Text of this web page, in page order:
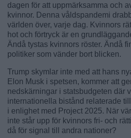
dagen för att uppmärksamma och
kvinnor. Denna våldspandemi
världen över, varje dag. Kvinnors
hot och förtryck är en
Ändå tystas kvinnors röster. Ändå
politiker som vänder bort blicken.
Trump skymlar inte med att hans
Elon Musk i spetsen, kommer att
nedskärningar i statsbudgeten där
internationella bistånd relaterade
i enlighet med Project 2025. När
inte står upp för kvinnors fri- och
då för signal till andra nationer?